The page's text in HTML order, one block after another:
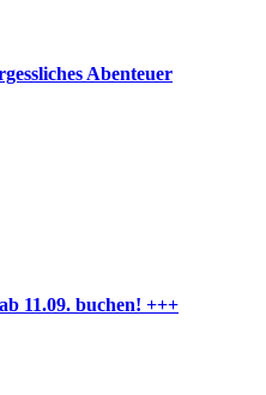
Abenteuer
11.09. buchen! +++